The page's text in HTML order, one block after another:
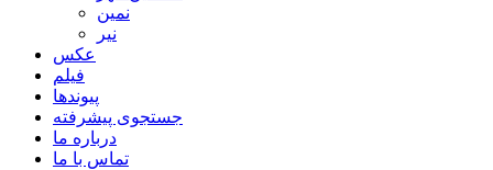
نمین
نیر
عکس
فیلم
پیوندها
جستجوی پیشرفته
درباره ما
تماس با ما